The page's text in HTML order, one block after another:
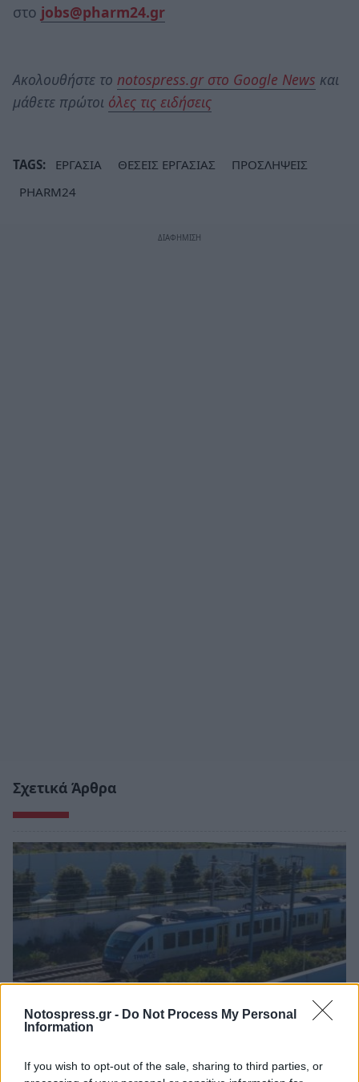
Notospress.gr - Do Not Process My Personal
Information
If you wish to opt-out of the sale, sharing to third parties, or
στο jobs@pharm24.gr
Ακολουθήστε το notospress.gr στο Google News και
μάθετε πρώτοι όλες τις ειδήσεις
TAGS: ΕΡΓΑΣΙΑ ΘΕΣΕΙΣ ΕΡΓΑΣΙΑΣ
ΠΡΟΣΛΗΨΕΙΣ
PHARM24
Σχετικά Άρθρα
Προαστιακός: Προχωρά η επέκταση της